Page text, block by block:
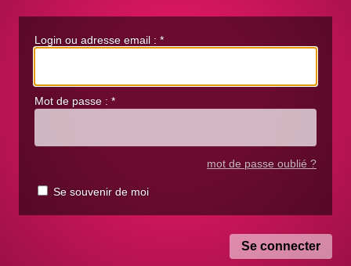
Login ou adresse email : *
Mot de passe : *
mot de passe oublié ?
Se souvenir de moi